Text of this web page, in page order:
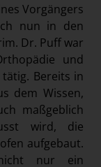
Vorgängers
nun in den
Dr. Puff war
und
Bereits in
dem Wissen,
maßgeblich
wird, die
aufgebaut.
nur ein